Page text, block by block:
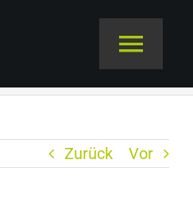
Stuttgart Meetup
Zurück Vor